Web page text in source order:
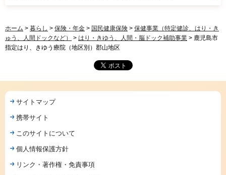
ホーム > 暮らし > 保険・年金 > 国民健康保険 > 保健事業（特定健診、はり・き
ゅう、人間ドックなど）
> はり・きゆう、人間・脳ドック補助事業 > 鹿児島市
指定はり、きゆう療院（地区別）郡山地区
サイトマップ
携帯サイト
このサイトについて
個人情報保護方針
リンク・著作権・免責事項